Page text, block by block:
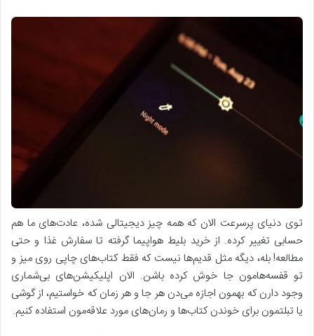
توی دنیای پرسرعت الان که همه چیز دیجیتالی شده، عادت‌های ما هم
حسابی تغییر کرده. از خرید بلیط هواپیما گرفته تا سفارش غذا و حتی
مطالعه! بله، دیگه مثل قدیم‌ها نیست که فقط کتاب‌های چاپی روی میز و
تو قفسه‌هامون جا خوش کرده باشن. الان اپلیکیشن‌های بی‌شماری
وجود دارن که بهمون اجازه می‌دن هر جا و هر زمان که خواستیم، از گوشی
یا تبلتمون برای خوندن کتاب‌ها و رمان‌های مورد علاقه‌مون استفاده کنیم.